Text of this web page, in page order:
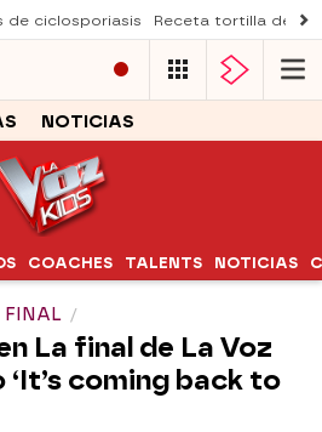
de ciclosporiasis Receta tortilla de
NOTICIAS
COACHES TALENTS NOTICIAS
FINAL
La final de La Voz
coming back to